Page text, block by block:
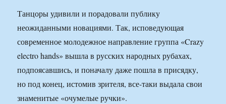
Танцоры удивили и порадовали публику
неожиданными новациями. Так, исповедующая
современное молодежное направление группа «Crazy
electro hands» вышла в русских народных рубахах,
подпоясавшись, и поначалу даже пошла в присядку,
но под конец, истомив зрителя, все-таки выдала свои
знаменитые «очумелые ручки».